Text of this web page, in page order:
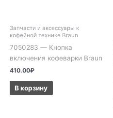
Запчасти и аксессуары к
кофейной технике Braun
7050283 — Кнопка
включения кофеварки Braun
410.00₽
В корзину